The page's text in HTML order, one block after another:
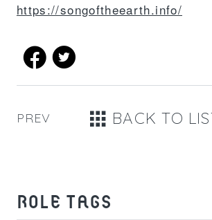
https://songoftheearth.info/
BACK TO
PREV
ROLE TAGS